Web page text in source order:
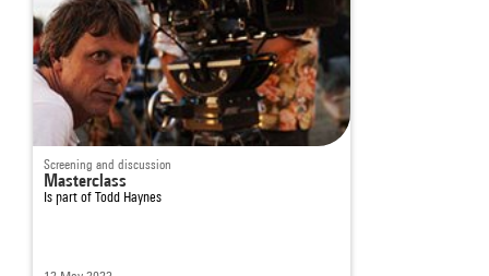
Screening and discussion
Masterclass
Is part of Todd Haynes